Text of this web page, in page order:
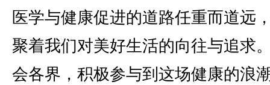
医学与健康促进的道路任重而道远
聚着我们对美好生活的向往与追求
会各界，积极参与到这场健康的浪